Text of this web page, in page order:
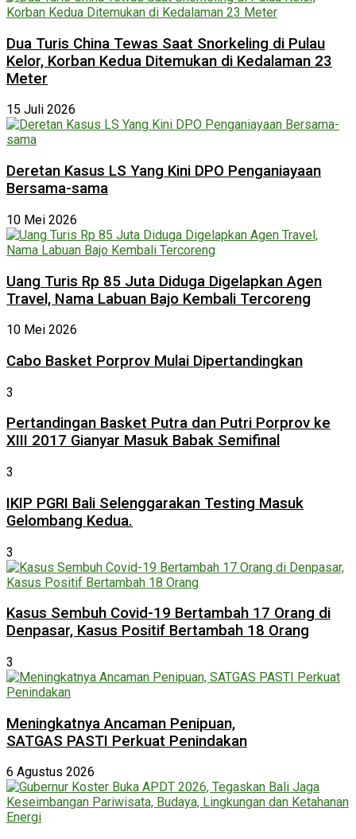
Dua Turis China Tewas Saat Snorkeling di Pulau
Kelor, Korban Kedua Ditemukan di Kedalaman 23
Meter
15 Juli 2026
Deretan Kasus LS Yang Kini DPO Penganiayaan
Bersama-sama
10 Mei 2026
Uang Turis Rp 85 Juta Diduga Digelapkan Agen
Travel, Nama Labuan Bajo Kembali Tercoreng
10 Mei 2026
Cabo Basket Porprov Mulai Dipertandingkan
3
Pertandingan Basket Putra dan Putri Porprov ke
XIII 2017 Gianyar Masuk Babak Semifinal
3
IKIP PGRI Bali Selenggarakan Testing Masuk
Gelombang Kedua.
3
Kasus Sembuh Covid-19 Bertambah 17 Orang di
Denpasar, Kasus Positif Bertambah 18 Orang
3
Meningkatnya Ancaman Penipuan,
SATGAS PASTI Perkuat Penindakan
6 Agustus 2026